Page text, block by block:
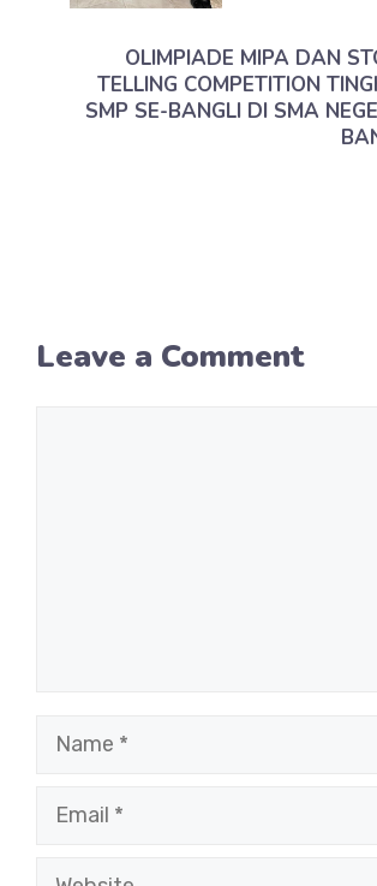
OLIMPIADE MIPA DAN
TELLING COMPETITION
SMP SE-BANGLI DI SMA
Leave a Comment
Name
Email
Website